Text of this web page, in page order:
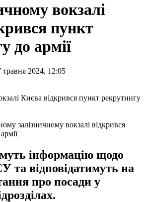
вокзалі
пункт
до армії
травня 2024, 12:05
залізничному вокзалі відкрився
інформацію щодо
та відповідатимуть на
про посади у